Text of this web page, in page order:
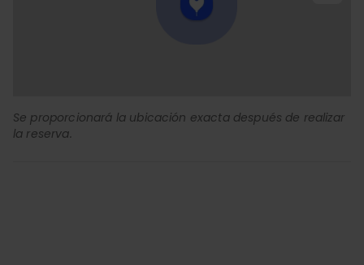
Se proporcionará la ubicación exacta después de realizar
la reserva.